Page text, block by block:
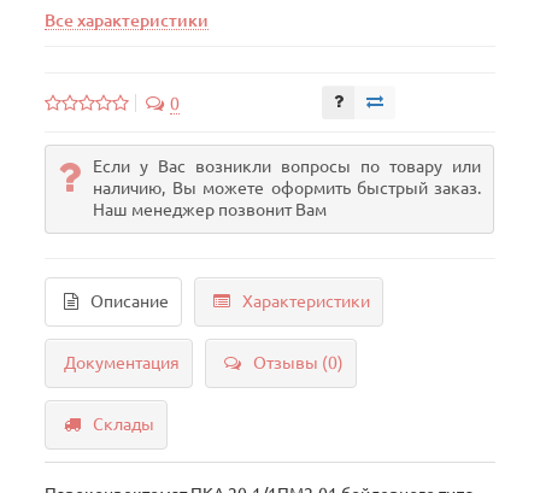
Все характеристики
0
Если у Вас возникли вопросы по товару или
наличию, Вы можете оформить быстрый заказ.
Наш менеджер позвонит Вам
Описание Характеристики
Документация Отзывы (0)
Склады